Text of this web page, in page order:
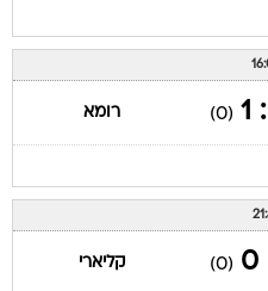
(0) רומא
(0) קליארי